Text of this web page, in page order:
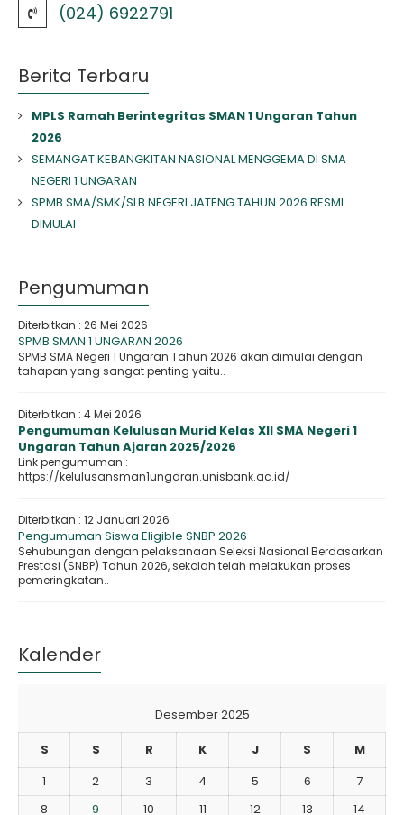
(024) 6922791
Berita Terbaru
MPLS Ramah Berintegritas SMAN 1 Ungaran Tahun
2026
SEMANGAT KEBANGKITAN NASIONAL MENGGEMA DI SMA
NEGERI 1 UNGARAN
SPMB SMA/SMK/SLB NEGERI JATENG TAHUN 2026 RESMI
DIMULAI
Pengumuman
Diterbitkan : 26 Mei 2026
SPMB SMAN 1 UNGARAN 2026
SPMB SMA Negeri 1 Ungaran Tahun 2026 akan dimulai dengan
tahapan yang sangat penting yaitu..
Diterbitkan : 4 Mei 2026
Pengumuman Kelulusan Murid Kelas XII SMA Negeri 1
Ungaran Tahun Ajaran 2025/2026
Link pengumuman :
https://kelulusansman1ungaran.unisbank.ac.id/
Diterbitkan : 12 Januari 2026
Pengumuman Siswa Eligible SNBP 2026
Sehubungan dengan pelaksanaan Seleksi Nasional Berdasarkan
Prestasi (SNBP) Tahun 2026, sekolah telah melakukan proses
pemeringkatan..
Kalender
Desember 2025
S S R K J S
M
1
2 3 4 5 6
7
8
9 10 11 12 13 14